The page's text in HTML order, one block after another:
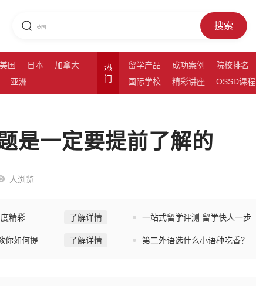
搜索
美国 日本
加拿大
亚洲
热
门
留学产品 成功案例
院校排名
国际学校
精彩讲座 OSSD课程
是一定要提前了解的
人浏览
精彩... 了解详情 一站式留学评测 留学快人一步
你如何提... 了解详情 第二外语选什么小语种吃香？